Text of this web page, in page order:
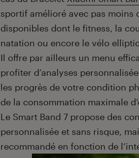
sportif amélioré avec pas moins
disponibles dont le fitness, la
natation ou encore le vélo
Il offre par ailleurs un menu
profiter d’analyses
les progrès de votre condition
de la consommation maximale
Le Smart Band 7 propose des
personnalisée et sans risque,
recommandé en fonction de